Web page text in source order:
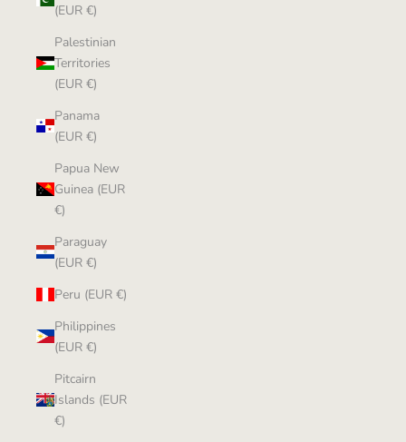
(EUR €)
Palestinian
Territories
(EUR €)
Panama
(EUR €)
Papua New
Guinea (EUR
€)
Paraguay
(EUR €)
Peru (EUR €)
Philippines
(EUR €)
Pitcairn
Islands (EUR
€)